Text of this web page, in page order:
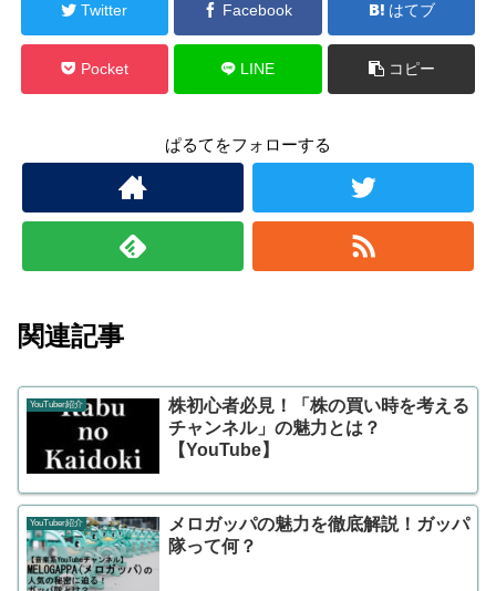
Twitter Facebook はてブ
Pocket LINE コピー
ぱるてをフォローする
関連記事
YouTuber紹介
株初心者必見！「株の買い時を考える
チャンネル」の魅力とは？
【YouTube】
YouTuber紹介
メロガッパの魅力を徹底解説！ガッパ
隊って何？